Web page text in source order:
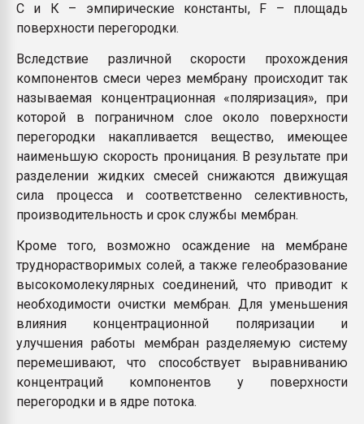
С и К – эмпирические константы, F – площадь
поверхности перегородки.
Вследствие различной скорости прохождения
компонентов смеси через мембрану происходит так
называемая концентрационная «поляризация», при
которой в пограничном слое около поверхности
перегородки накапливается вещество, имеющее
наименьшую скорость проницания. В результате при
разделении жидких смесей снижаются движущая
сила процесса и соответственно селективность,
производительность и срок службы мембран.
Кроме того, возможно осаждение на мембране
труднорастворимых солей, а также гелеобразование
высокомолекулярных соединений, что приводит к
необходимости очистки мембран. Для уменьшения
влияния концентрационной поляризации и
улучшения работы мембран разделяемую систему
перемешивают, что способствует выравниванию
концентраций компонентов у поверхности
перегородки и в ядре потока.